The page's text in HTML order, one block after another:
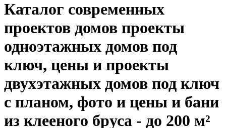
Каталог современных
проектов домов проекты
одноэтажных домов под
ключ, цены и проекты
двухэтажных домов под ключ
с планом, фото и цены и бани
из клееного бруса - до 200 м²